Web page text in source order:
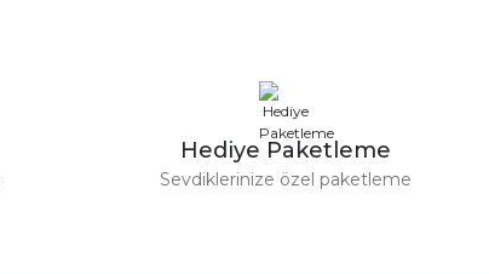
Hediye Paketleme
Sevdiklerinize özel paketleme